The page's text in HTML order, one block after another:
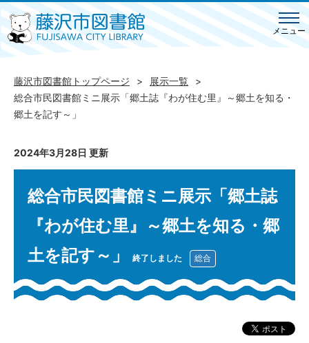
メニュー
藤沢市図書館トップページ
展示一覧
総合市民図書館ミニ展示「郷土誌『わが住む里』～郷土を知る・
郷土を記す～」
2024年3月28日 更新
総合市民図書館ミニ展示「郷土誌
『わが住む里』～郷土を知る・郷
土を記す～」
終了しました 総合